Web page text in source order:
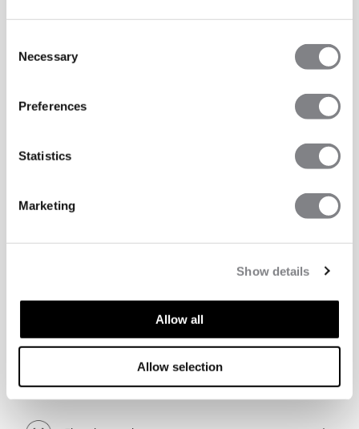
Selection
Necessary
Preferences
Statistics
Marketing
Show details
Allow all
Allow selection
TEKNISKE EGENSKAPER
Tekniske funksjoner